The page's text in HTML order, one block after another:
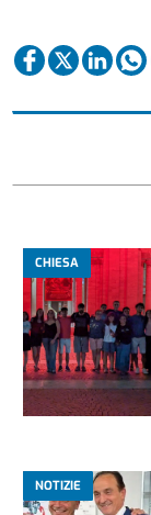
CHIESA
NOTIZIE